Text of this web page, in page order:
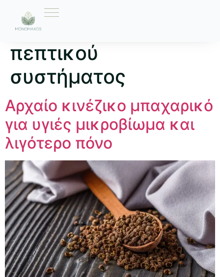
Ετικέτα:
πεπτικού
συστήματος
Αρχαίο κινέζικο μπαχαρικό
για υγιές μικροβίωμα και
λιγότερο πόνο